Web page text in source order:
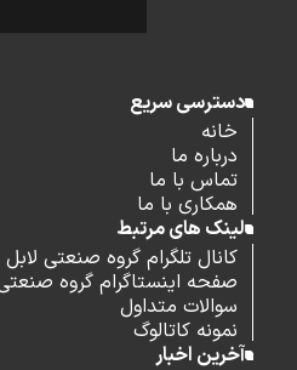
دسترسی سریع
خانه
درباره ما
تماس با ما
همکاری با ما
لینک های مرتبط
کانال تلگرام گروه صنعتی لابل
صفحه اینستاگرام گروه
سوالات متداول
نمونه کاتالوگ
آخرین اخبار